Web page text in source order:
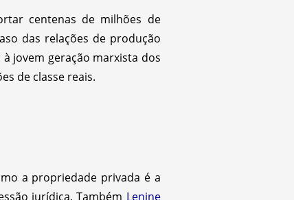
centenas de milhões de
das relações de produção
jovem geração marxista dos
de classe reais.
a propriedade privada é a
jurídica. Também Lenine